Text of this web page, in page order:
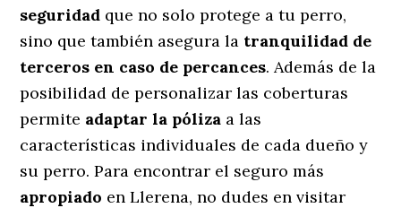
seguridad que no solo protege a tu perro,
sino que también asegura la tranquilidad de
terceros en caso de percances. Además de la
posibilidad de personalizar las coberturas
permite adaptar la póliza a las
características individuales de cada dueño y
su perro. Para encontrar el seguro más
apropiado en Llerena, no dudes en visitar